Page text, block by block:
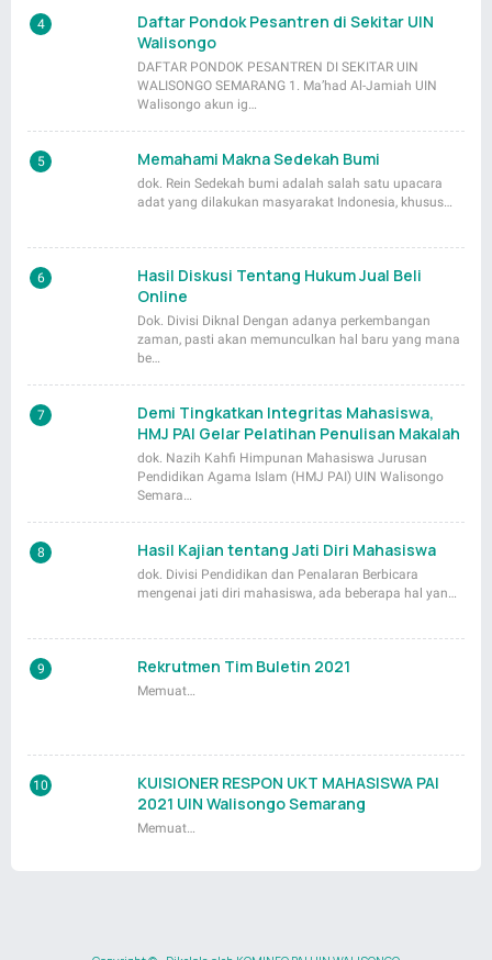
Daftar Pondok Pesantren di Sekitar UIN
Walisongo
DAFTAR PONDOK PESANTREN DI SEKITAR UIN
WALISONGO SEMARANG 1. Ma’had Al-Jamiah UIN
Walisongo akun ig…
Memahami Makna Sedekah Bumi
dok. Rein Sedekah bumi adalah salah satu upacara
adat yang dilakukan masyarakat Indonesia, khusus…
Hasil Diskusi Tentang Hukum Jual Beli
Online
Dok. Divisi Diknal Dengan adanya perkembangan
zaman, pasti akan memunculkan hal baru yang mana
be…
Demi Tingkatkan Integritas Mahasiswa,
HMJ PAI Gelar Pelatihan Penulisan Makalah
dok. Nazih Kahfi Himpunan Mahasiswa Jurusan
Pendidikan Agama Islam (HMJ PAI) UIN Walisongo
Semara…
Hasil Kajian tentang Jati Diri Mahasiswa
dok. Divisi Pendidikan dan Penalaran Berbicara
mengenai jati diri mahasiswa, ada beberapa hal yan…
Rekrutmen Tim Buletin 2021
Memuat…
KUISIONER RESPON UKT MAHASISWA PAI
2021 UIN Walisongo Semarang
Memuat…